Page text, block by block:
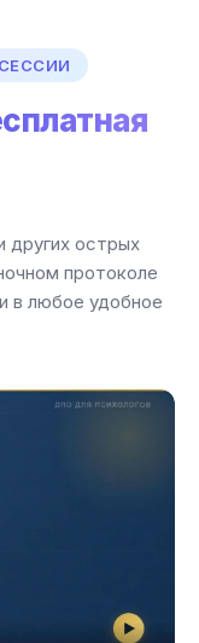
других острых
протоколе
в любое удобное